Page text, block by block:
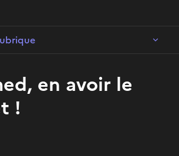
en avoir le
!